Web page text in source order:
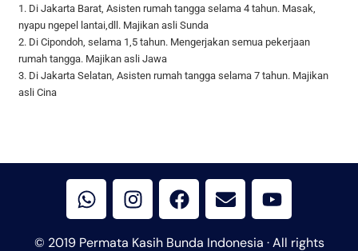
1. Di Jakarta Barat, Asisten rumah tangga selama 4 tahun. Masak,
nyapu ngepel lantai,dll. Majikan asli Sunda
2. Di Cipondoh, selama 1,5 tahun. Mengerjakan semua pekerjaan
rumah tangga. Majikan asli Jawa
3. Di Jakarta Selatan, Asisten rumah tangga selama 7 tahun. Majikan
asli Cina
h
a
t
n
s
t
a
c
n
v
e
o
u
t
© 2019 Permata Kasih Bunda Indonesia · All rights